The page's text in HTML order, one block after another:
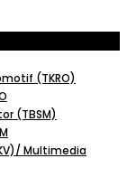
(TKRO)
(TBSM)
Multimedia